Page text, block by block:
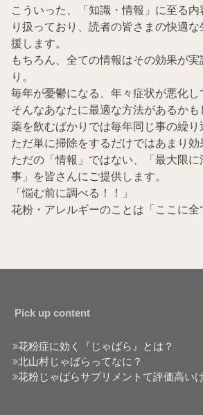
こういった、「知識・情報」に至る
り扱っており、読者の皆さまの快適
援します。
もちろん、全ての情報はその効果が
り。
毎年が憂鬱になる、年々症状が悪化し
そんなあなたに最適な方法があるかも
薬を飲むばかりでは毎年同じ事の繰り
ただ単に掃除をするだけではあまり効
ただの「情報」ではない、「最大限に
事」を皆さんにご提供します。
「悩む前に調べる！！」
花粉・アレルギーのことは「ここに全
Pick up content
花粉症に効く『じゃばら』とは？
北山村じゃばらってなに？
花粉じゃばらサプリメントて評価高い